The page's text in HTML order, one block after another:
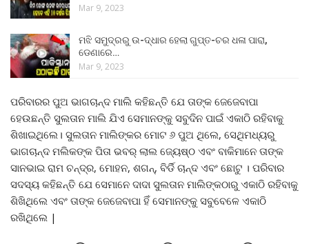
Mar 9, 2023
ମଝି ସମୁଦ୍ରରୁ ଉ-ଦ୍ଧାର ହେଲା ଗୁପ୍ତ-ଚର ଧଳା ପାରା,
ଡେଣାରେ…
Mar 9, 2023
ପରିବାରର ପୁଅ ଭାଗଚାନ୍ଦ ମାଲି କହିଛନ୍ତି ଯେ ତାଙ୍କ ଜେଜେବାପା
ହେଉଛନ୍ତି ସୁଲତାନ ମାଲି ଯିଏ ସେମାନଙ୍କୁ ସବୁଦିନ ପାଇଁ ଏକାଠି ରହିବାକୁ
ଶିଖାଇଥିଲେ। ସୁଲତାନ ମାଲିଙ୍କର ମୋଟ ୬ ପୁଅ ଥିଲେ, ସେଥିମଧ୍ୟରୁ
ଭାଗଚାନ୍ଦ ମଲିକଙ୍କ ପିତା ଭବର୍ ଲାଲ ଜ୍ୟେଷ୍ଠ ଏବଂ ବାକିମାନେ ତାଙ୍କ
ସାନଭାଇ ରାମ ଚନ୍ଦ୍ର, ମୋହନ, ଶଗନ୍, ବିର୍ଡି ଚାନ୍ଦ ଏବଂ ଛୋଟୁ । ପରିବାର
ସଦସ୍ୟ କହିଛନ୍ତି ଯେ ସେମାନେ ଦାଦା ସୁଲତାନ ମାଲିଙ୍କଠାରୁ ଏକାଠି ରହିବାକୁ
ଶିଖିଥିଲେ ଏବଂ ତାଙ୍କ ଜେଜେବାପା ହିଁ ସେମାନଙ୍କୁ ସବୁବେଳେ ଏକାଠି
ରଖିଥିଲେ |